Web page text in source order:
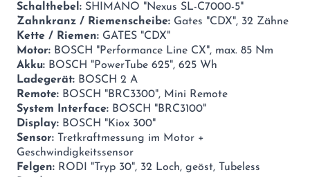
Schalthebel: SHIMANO "Nexus SL-C7000-5"
Zahnkranz / Riemenscheibe: Gates "CDX", 32 Zähne
Kette / Riemen: GATES "CDX"
Motor: BOSCH "Performance Line CX", max. 85 Nm
Akku: BOSCH "PowerTube 625", 625 Wh
Ladegerät: BOSCH 2 A
Remote: BOSCH "BRC3300", Mini Remote
System Interface: BOSCH "BRC3100"
Display: BOSCH "Kiox 300"
Sensor: Tretkraftmessung im Motor +
Geschwindigkeitssensor
Felgen: RODI "Tryp 30", 32 Loch, geöst, Tubeless